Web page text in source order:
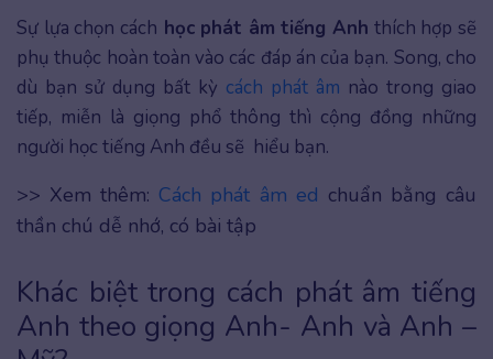
Sự lựa chọn cách học phát âm tiếng Anh thích hợp sẽ
phụ thuộc hoàn toàn vào các đáp án của bạn. Song, cho
dù bạn sử dụng bất kỳ cách phát âm nào trong giao
tiếp, miễn là giọng phổ thông thì cộng đồng những
người học tiếng Anh đều sẽ hiểu bạn.
>> Xem thêm: Cách phát âm ed chuẩn bằng câu
thần chú dễ nhớ, có bài tập
Khác biệt trong cách phát âm tiếng
Anh theo giọng Anh- Anh và Anh –